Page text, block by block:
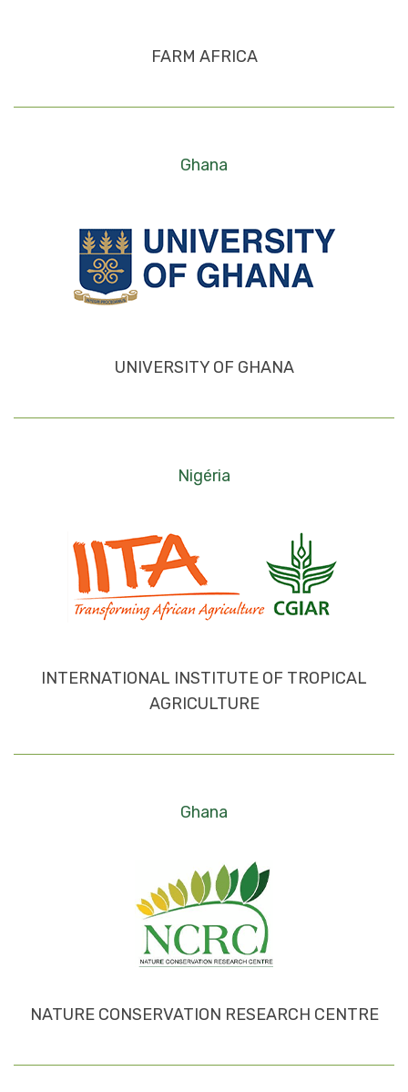
FARM AFRICA
Ghana
UNIVERSITY OF GHANA
Nigéria
INTERNATIONAL INSTITUTE OF TROPICAL
AGRICULTURE
Ghana
NATURE CONSERVATION RESEARCH CENTRE